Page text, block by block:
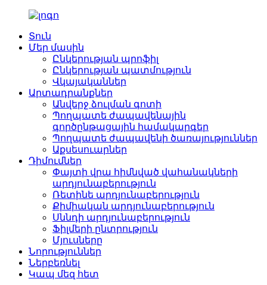
Տուն
Մեր մասին
Ընկերության պրոֆիլ
Ընկերության պատմություն
Վկայականներ
Արտադրանքներ
Անվերջ ձուլման գոտի
Պողպատե ժապավենային
գործընթացային համակարգեր
Պողպատե ժապավենի ծառայություններ
Աքսեսուարներ
Դիմումներ
Փայտի վրա հիմնված վահանակների
արդյունաբերություն
Ռետինե արդյունաբերություն
Քիմիական արդյունաբերություն
Սննդի արդյունաբերություն
Ֆիլմերի ընտրություն
Մյուսները
Նորություններ
Ներբեռնել
Կապ մեզ հետ